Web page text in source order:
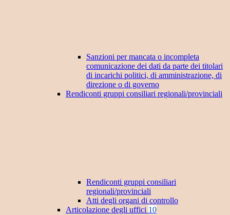
Sanzioni per mancata o incompleta
comunicazione dei dati da parte dei titolari
di incarichi politici, di amministrazione, di
direzione o di governo
Rendiconti gruppi consiliari regionali/provinciali
Rendiconti gruppi consiliari
regionali/provinciali
Atti degli organi di controllo
Articolazione degli uffici 10